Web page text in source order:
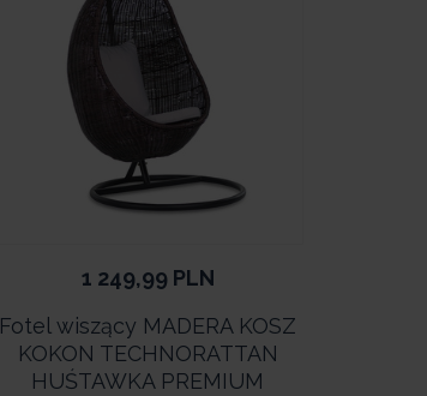
1 249,99 PLN
Fotel wiszący MADERA KOSZ
KOKON TECHNORATTAN
HUŚTAWKA PREMIUM